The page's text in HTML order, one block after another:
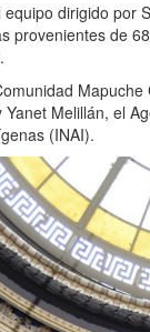
dirigido por
provenientes de
Melillán, el
(INAI).